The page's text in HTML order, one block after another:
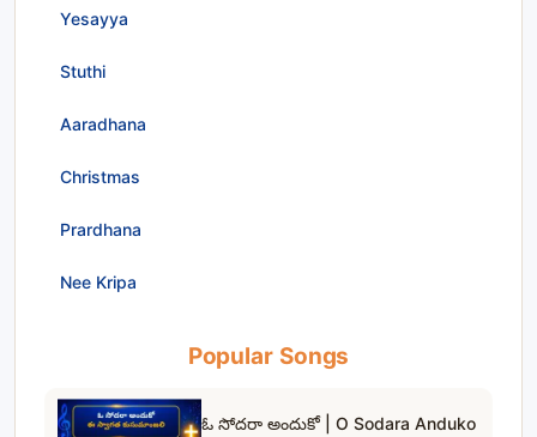
Yesayya
Stuthi
Aaradhana
Christmas
Prardhana
Nee Kripa
Popular Songs
ఓ సోదరా అందుకో | O Sodara Anduko